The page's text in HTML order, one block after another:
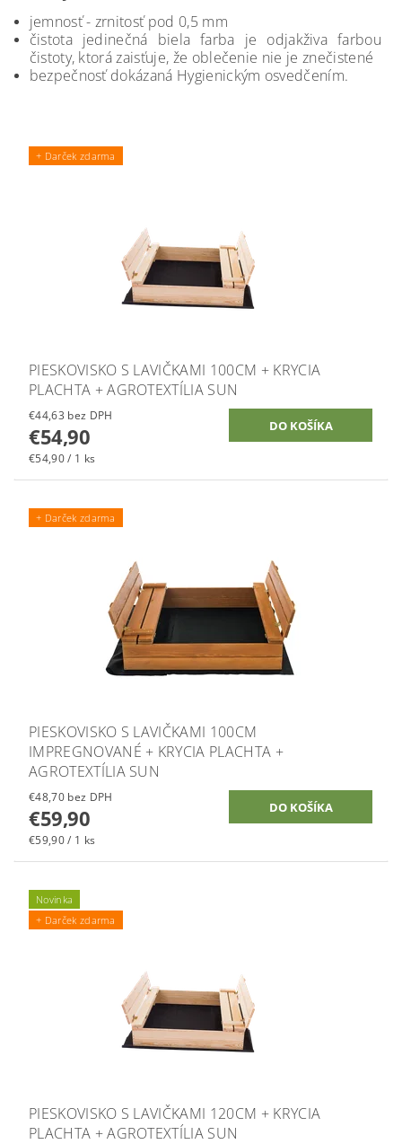
jemnosť - zrnitosť pod 0,5 mm
čistota jedinečná biela farba je odjakživa farbou
čistoty, ktorá zaisťuje, že oblečenie nie je znečistené
bezpečnosť dokázaná Hygienickým osvedčením.
+ Darček zdarma
PIESKOVISKO S LAVIČKAMI 100CM + KRYCIA
PLACHTA + AGROTEXTÍLIA SUN
€44,63 bez DPH
€54,90
€54,90 / 1 ks
+ Darček zdarma
PIESKOVISKO S LAVIČKAMI 100CM
IMPREGNOVANÉ + KRYCIA PLACHTA +
AGROTEXTÍLIA SUN
€48,70 bez DPH
€59,90
€59,90 / 1 ks
Novinka
+ Darček zdarma
PIESKOVISKO S LAVIČKAMI 120CM + KRYCIA
PLACHTA + AGROTEXTÍLIA SUN